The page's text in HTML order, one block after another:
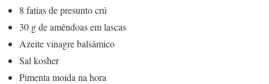
8 fatias de presunto crú
30 g de amêndoas em lascas
Azeite vinagre balsâmico
Sal kosher
Pimenta moída na hora